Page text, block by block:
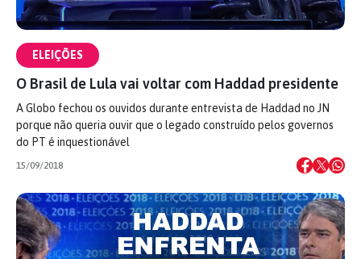
ELEIÇÕES
O Brasil de Lula vai voltar com Haddad presidente
A Globo fechou os ouvidos durante entrevista de Haddad no JN
porque não queria ouvir que o legado construído pelos governos
do PT é inquestionável
15/09/2018